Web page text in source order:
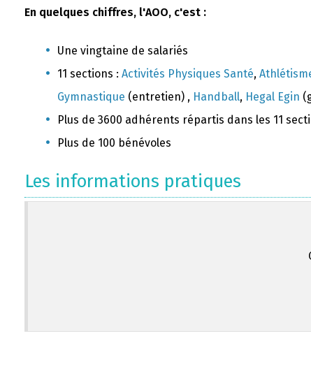
En quelques chiffres, l'AOO, c'est :
Une vingtaine de salariés
11 sections : Activités Physiques Santé,
Gymnastique (entretien) , Handball, Hegal Egin
Plus de 3600 adhérents répartis dans les 11
Plus de 100 bénévoles
Les informations pratiques